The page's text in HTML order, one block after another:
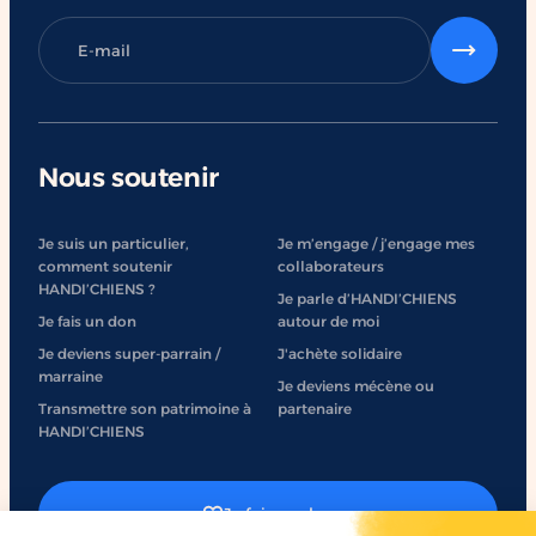
Nous soutenir
Je suis un particulier,
comment soutenir
HANDI’CHIENS ?
Je fais un don
Je deviens super-parrain /
marraine
Transmettre son patrimoine à
HANDI’CHIENS
Je m’engage / j’engage mes
collaborateurs
Je parle d’HANDI’CHIENS
autour de moi
J'achète solidaire
Je deviens mécène ou
partenaire
Je fais un don